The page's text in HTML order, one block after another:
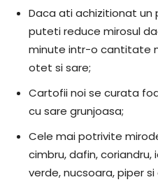
Daca ati achizitionat un
puteti reduce mirosul
minute intr-o cantitate
otet si sare;
Cartofii noi se curata
cu sare grunjoasa;
Cele mai potrivite
cimbru, dafin,
verde, nucsoara, piper si